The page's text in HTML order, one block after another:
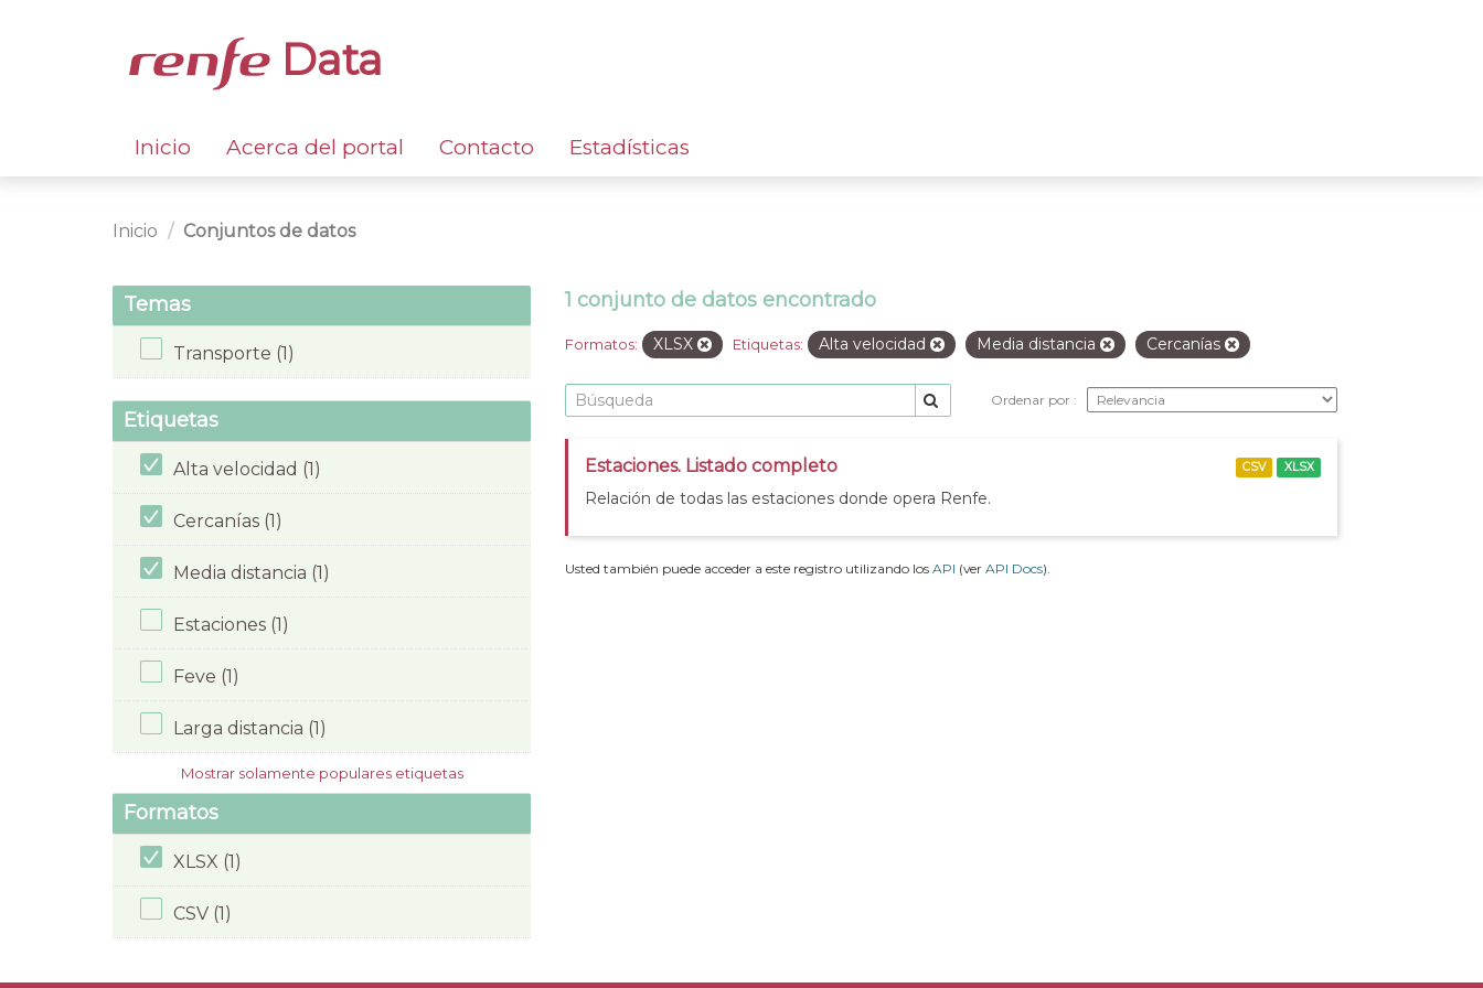
Data
Inicio Acerca del portal Contacto Estadísticas
Inicio Conjuntos de datos
Temas
Transporte (1)
Etiquetas
Alta velocidad (1)
Cercanías (1)
Media distancia (1)
Estaciones (1)
Feve (1)
Larga distancia (1)
Mostrar solamente populares etiquetas
Formatos
XLSX (1)
CSV (1)
1 conjunto de datos encontrado
Formatos: XLSX Etiquetas: Alta velocidad Media distancia Cercanías
Ordenar por
Estaciones. Listado completo
Relación de todas las estaciones donde opera Renfe.
CSV XLSX
Usted también puede acceder a este registro utilizando los API (ver API Docs).